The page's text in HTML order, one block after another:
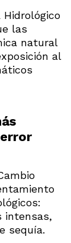
Hidrológico
las
natural
al
intensas,
sequía.